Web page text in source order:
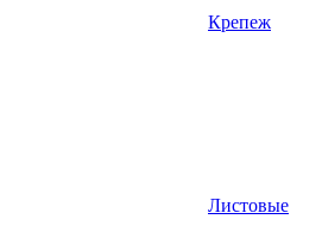
Крепеж
Листовые